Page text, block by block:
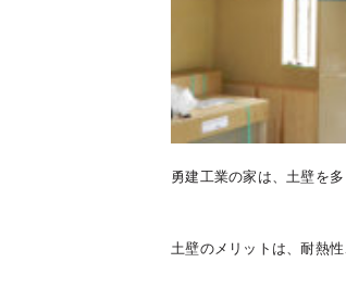
勇建工業の家は、土壁を
土壁のメリットは、耐熱